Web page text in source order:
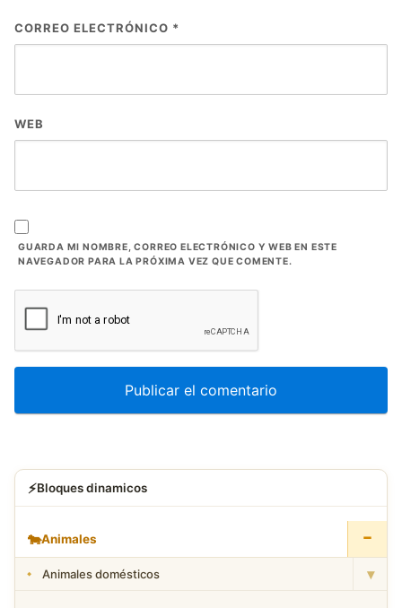
CORREO ELECTRÓNICO *
WEB
GUARDA MI NOMBRE, CORREO ELECTRÓNICO Y WEB EN ESTE
NAVEGADOR PARA LA PRÓXIMA VEZ QUE COMENTE.
⚡Bloques dinamicos
🐄Animales −
Animales domésticos ▾